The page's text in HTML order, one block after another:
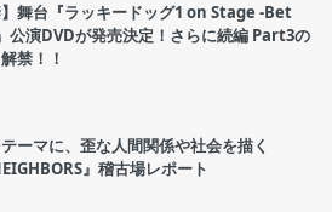
】舞台『ラッキードッグ1 on Stage -Bet
公演DVDが発売決定！さらに続編 Part3の
禁！！
テーマに、歪な人間関係や社会を描く
』稽古場レポート